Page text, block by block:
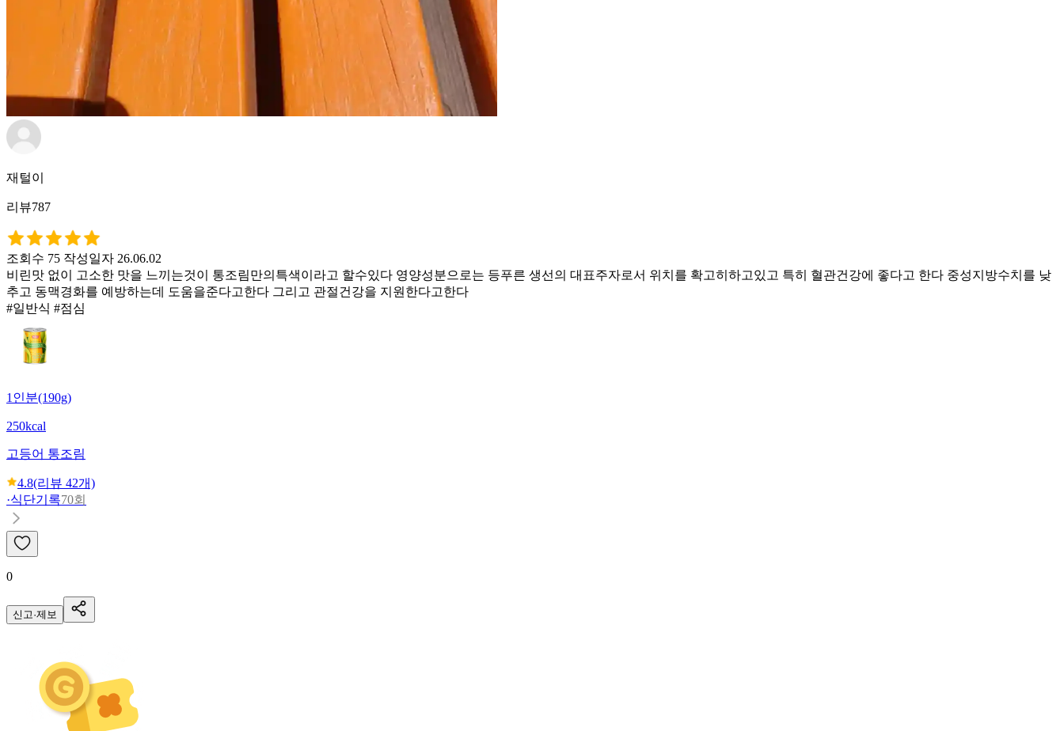
재털이
리뷰787
조회수 75 작성일자 26.06.02
비린맛 없이 고소한 맛을 느끼는것이 통조림만의특색이라고 할수있다 영양성분으로는 등푸른 생선의 대표주자로서 위치를 확고히하고있고 특히 혈관건강에 좋다고 한다 중성지방수치를 낮
추고 동맥경화를 예방하는데 도움을준다고한다 그리고 관절건강을 지원한다고한다
#일반식 #점심
1인분(190g)
250kcal
고등어 통조림
4.8(리뷰 42개)
·식단기록70회
0
신고·제보